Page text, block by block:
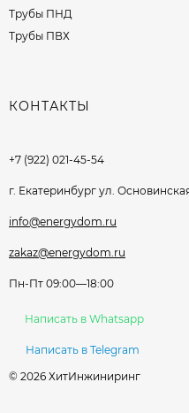
Трубы ПНД
Трубы ПВХ
КОНТАКТЫ
+7 (922) 021-45-54
г. Екатеринбург ул.
info@energydom.ru
zakaz@energydom.ru
Пн-Пт 09:00—18:00
Написать в Whatsapp
Написать в Telegram
© 2026 ХитИнжиниринг